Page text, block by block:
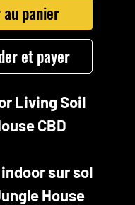
panier
et payer
Living Soil
CBD
indoor sur sol
House